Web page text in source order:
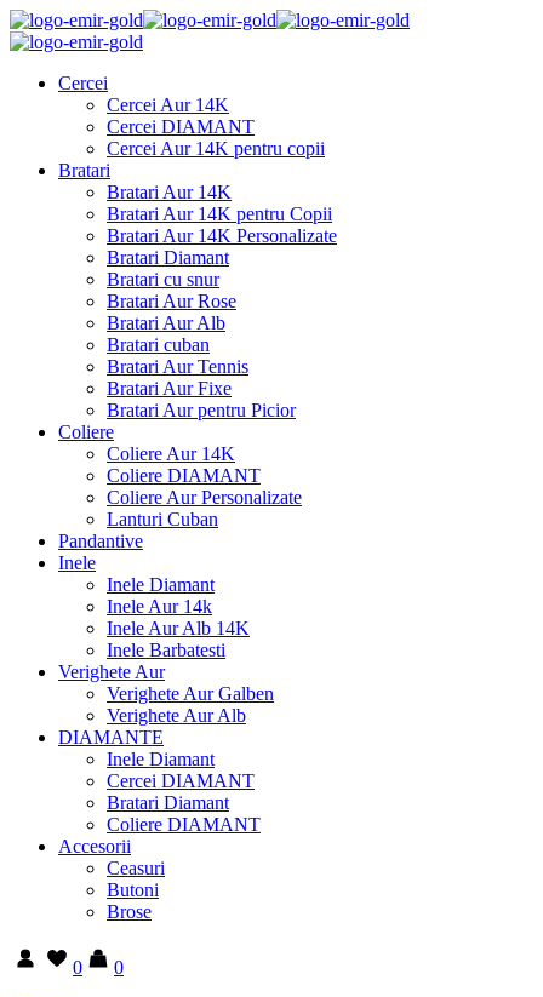
Cercei
Cercei Aur 14K
Cercei DIAMANT
Cercei Aur 14K pentru copii
Bratari
Bratari Aur 14K
Bratari Aur 14K pentru Copii
Bratari Aur 14K Personalizate
Bratari Diamant
Bratari cu snur
Bratari Aur Rose
Bratari Aur Alb
Bratari cuban
Bratari Aur Tennis
Bratari Aur Fixe
Bratari Aur pentru Picior
Coliere
Coliere Aur 14K
Coliere DIAMANT
Coliere Aur Personalizate
Lanturi Cuban
Pandantive
Inele
Inele Diamant
Inele Aur 14k
Inele Aur Alb 14K
Inele Barbatesti
Verighete Aur
Verighete Aur Galben
Verighete Aur Alb
DIAMANTE
Inele Diamant
Cercei DIAMANT
Bratari Diamant
Coliere DIAMANT
Accesorii
Ceasuri
Butoni
Brose
0
0